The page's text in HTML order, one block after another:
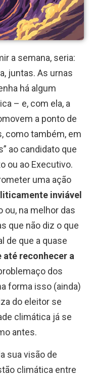
a semana, seria:
juntas. As urnas
há algum
– e, com ela, a
a ponto de
como também, em
ao candidato que
ou ao Executivo.
uma ação
inviável
ou, na melhor das
que não diz o que
de que a quase
até reconhecer a
dos
forma isso (ainda)
do eleitor se
climática já se
antes.
sua visão de
climática entre